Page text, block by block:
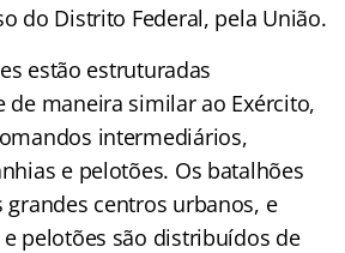
do Distrito Federal, pela União.
estão estruturadas
de maneira similar ao Exército,
intermediários,
e pelotões. Os batalhões
grandes centros urbanos, e
pelotões são distribuídos de